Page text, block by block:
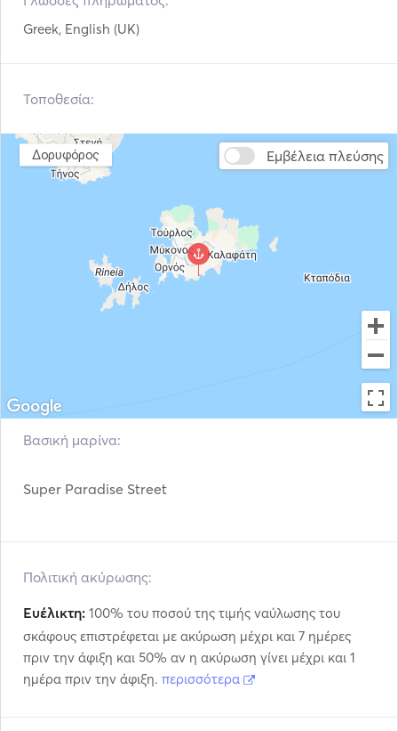
Ηλιακά Πανελ
Ιδανικό για ζευγάρια, οικογένειες ή μικρές παρέες, το
Greek, English (UK)
Τοποθεσία:
Εμβέλεια πλεύσης
Δορυφόρος
Βασική μαρίνα:
Super Paradise Street
Πολιτική ακύρωσης:
Ευέλικτη: 100% του ποσού της τιμής ναύλωσης του
σκάφους επιστρέφεται με ακύρωση μέχρι και 7 ημέρες
πριν την άφιξη και 50% αν η ακύρωση γίνει μέχρι και 1
ημέρα πριν την άφιξη. περισσότερα